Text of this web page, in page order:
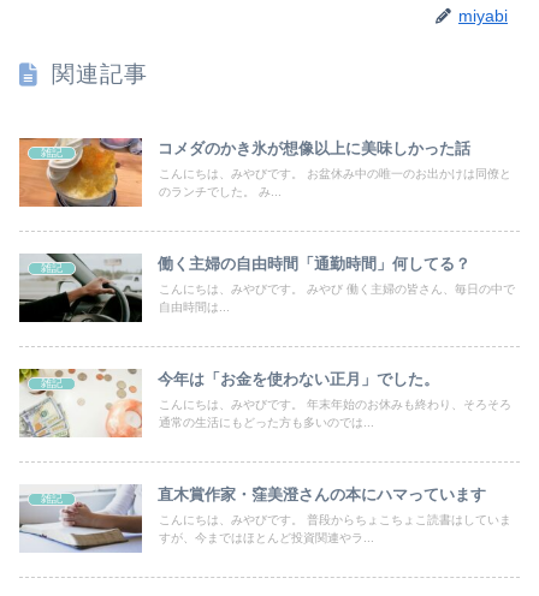
miyabi
関連記事
雑記 コメダのかき氷が想像以上に美味しかった話
こんにちは、みやびです。 お盆休み中の唯一のお出かけは同僚と
のランチでした。 み...
雑記 働く主婦の自由時間「通勤時間」何してる？
こんにちは、みやびです。 みやび 働く主婦の皆さん、毎日の中で
自由時間は...
雑記 今年は「お金を使わない正月」でした。
こんにちは、みやびです。 年末年始のお休みも終わり、そろそろ
通常の生活にもどった方も多いのでは...
雑記 直木賞作家・窪美澄さんの本にハマっています
こんにちは、みやびです。 普段からちょこちょこ読書はしていま
すが、今まではほとんど投資関連やラ...